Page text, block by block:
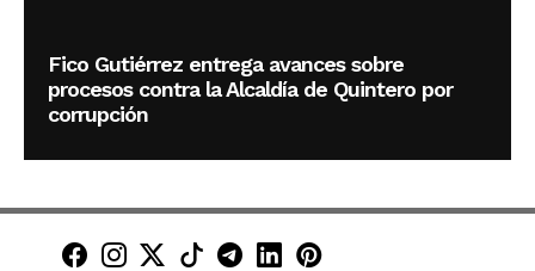
Fico Gutiérrez entrega avances sobre
procesos contra la Alcaldía de Quintero por
corrupción
Minuto30 en Facebook
Minuto30 en Instagram
Minuto30 en X (Twitter)
Minuto30 en TikTok
Canal de Minuto30 en
Minuto30 en LinkedIn
Minuto30 en